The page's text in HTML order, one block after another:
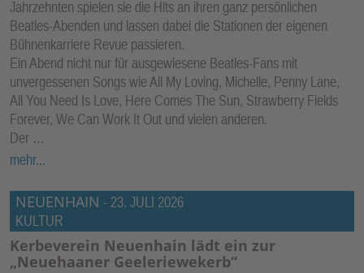
Jahrzehnten spielen sie die Hits an ihren ganz persönlichen
Beatles-Abenden und lassen dabei die Stationen der eigenen
Bühnenkarriere Revue passieren.
Ein Abend nicht nur für ausgewiesene Beatles-Fans mit
unvergessenen Songs wie All My Loving, Michelle, Penny Lane,
All You Need Is Love, Here Comes The Sun, Strawberry Fields
Forever, We Can Work It Out und vielen anderen.
Der …
mehr...
NEUENHAIN - 23. JULI 2026
KULTUR
Kerbeverein Neuenhain lädt ein zur
„Neuehaaner Geeleriewekerb“